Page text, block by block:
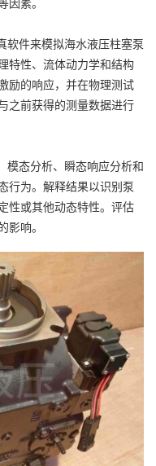
软件来模拟海水液压柱塞泵
特性、流体动力学和结构
励的响应，并在物理测试
之前获得的测量数据进行
模态分析、瞬态响应分析和
行为。解释结果以识别泵
性或其他动态特性。评估
响。